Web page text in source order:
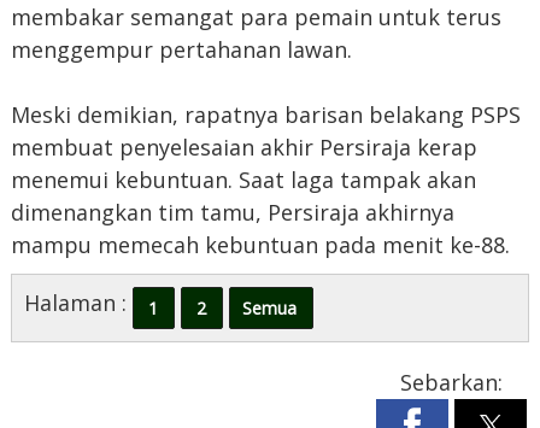
membakar semangat para pemain untuk terus
menggempur pertahanan lawan.
Meski demikian, rapatnya barisan belakang PSPS
membuat penyelesaian akhir Persiraja kerap
menemui kebuntuan. Saat laga tampak akan
dimenangkan tim tamu, Persiraja akhirnya
mampu memecah kebuntuan pada menit ke-88.
Halaman :
1 2 Semua
Sebarkan: